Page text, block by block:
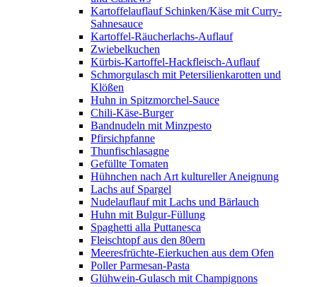
Kartoffelauflauf Schinken/Käse mit Curry-
Sahnesauce
Kartoffel-Räucherlachs-Auflauf
Zwiebelkuchen
Kürbis-Kartoffel-Hackfleisch-Auflauf
Schmorgulasch mit Petersilienkarotten und
Klößen
Huhn in Spitzmorchel-Sauce
Chili-Käse-Burger
Bandnudeln mit Minzpesto
Pfirsichpfanne
Thunfischlasagne
Gefüllte Tomaten
Hühnchen nach Art kultureller Aneignung
Lachs auf Spargel
Nudelauflauf mit Lachs und Bärlauch
Huhn mit Bulgur-Füllung
Spaghetti alla Puttanesca
Fleischtopf aus den 80ern
Meeresfrüchte-Eierkuchen aus dem Ofen
Poller Parmesan-Pasta
Glühwein-Gulasch mit Champignons